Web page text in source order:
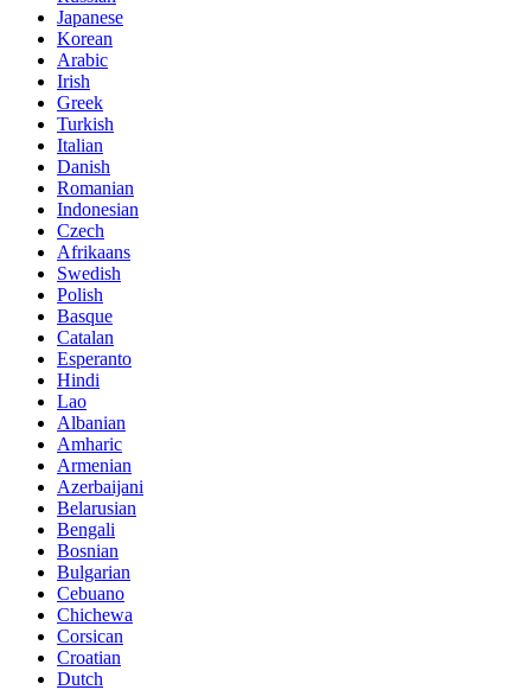
Japanese
Korean
Arabic
Irish
Greek
Turkish
Italian
Danish
Romanian
Indonesian
Czech
Afrikaans
Swedish
Polish
Basque
Catalan
Esperanto
Hindi
Lao
Albanian
Amharic
Armenian
Azerbaijani
Belarusian
Bengali
Bosnian
Bulgarian
Cebuano
Chichewa
Corsican
Croatian
Dutch